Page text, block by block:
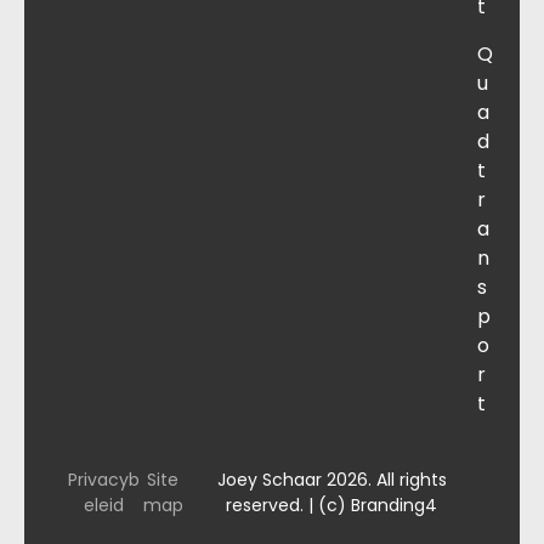
t
Q
u
a
d
t
r
a
n
s
p
o
r
t
Joey Schaar 2026. All rights
reserved. | (c) Branding4
Privacyb
eleid
Site
map